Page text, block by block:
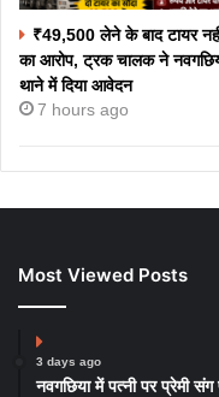
₹49,500 लेने के बाद टायर
का आरोप, ट्रक चालक ने
थाने में दिया आवेदन
7 hours ago
Most Viewed Posts
3 days ago
नवगछिया में पत्नी पर प्रेमी